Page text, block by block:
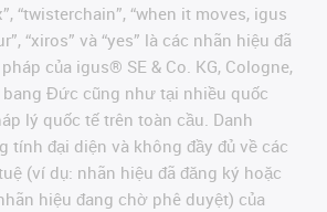
“twisterchain”, “when it moves, igus
“xiros” và “yes” là các nhãn hiệu đã
của igus® SE & Co. KG, Cologne,
bang Đức cũng như tại nhiều quốc
lý quốc tế trên toàn cầu. Danh
tính đại diện và không đầy đủ về các
(ví dụ: nhãn hiệu đã đăng ký hoặc
hiệu đang chờ phê duyệt) của